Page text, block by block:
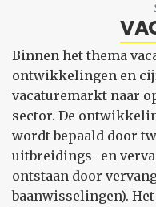
Binnen het thema
ontwikkelingen en
vacaturemarkt naar
sector. De
wordt bepaald door
uitbreidings- en
ontstaan door
baanwisselingen).